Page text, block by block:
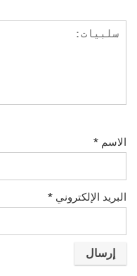
الاسم *
البريد الإلكتروني *